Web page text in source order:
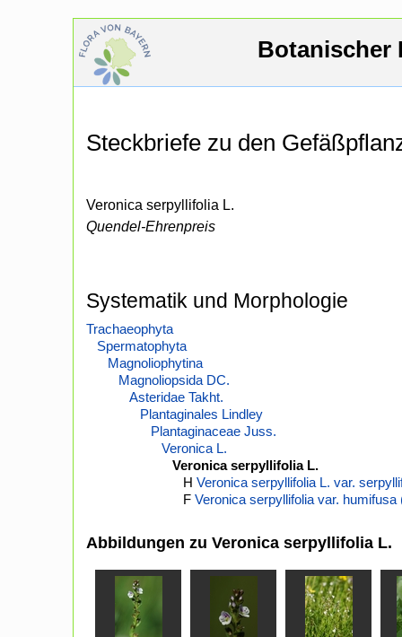
Botanischer
Steckbriefe zu den
Veronica serpyllifolia L.
Quendel-Ehrenpreis
Systematik und Morphologie
Trachaeophyta
Spermatophyta
Magnoliophytina
Magnoliopsida DC.
Asteridae Takht.
Plantaginales Lindley
Plantaginaceae Juss.
Veronica L.
Veronica serpyllifolia L.
H Veronica serpyllifolia L. var.
F Veronica serpyllifolia var.
Abbildungen zu Veronica serpyllifolia L.